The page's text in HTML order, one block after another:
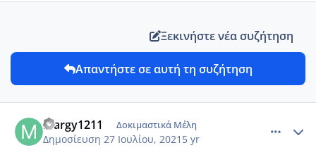
Ξεκινήστε νέα συζήτηση
Απαντήστε σε αυτή τη συζήτηση
margy1211 Δοκιμαστικά Μέλη
Δημοσίευση 27 Ιουλίου, 2021 5 yr